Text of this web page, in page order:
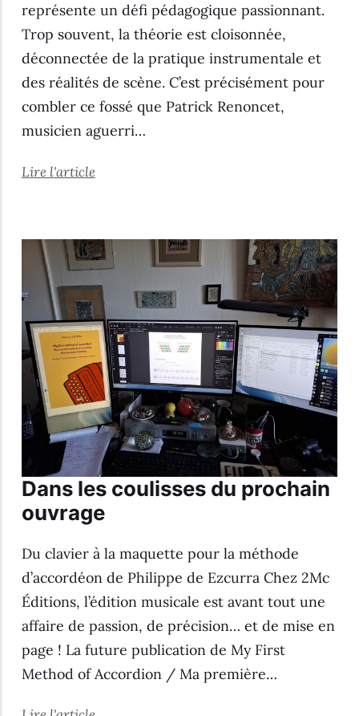
représente un défi pédagogique passionnant.
Trop souvent, la théorie est cloisonnée,
déconnectée de la pratique instrumentale et
des réalités de scène. C’est précisément pour
combler ce fossé que Patrick Renoncet,
musicien aguerri…
Lire l'article
Dans les coulisses du prochain
ouvrage
Du clavier à la maquette pour la méthode
d’accordéon de Philippe de Ezcurra Chez 2Mc
Éditions, l’édition musicale est avant tout une
affaire de passion, de précision… et de mise en
page ! La future publication de My First
Method of Accordion / Ma première…